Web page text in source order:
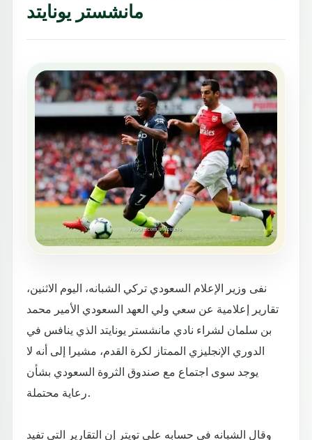
مانشستر يونايتد
نفى وزير الإعلام السعودي تركي الشبانه، اليوم الاثنين،
تقارير إعلامية عن سعي ولي العهد السعودي الأمير محمد
بن سلمان لشراء نادي مانشستر يونايتد الذي ينافس في
الدوري الإنجليزي الممتاز لكرة القدم، مشيرا إلى أنه لا
يوجد سوى اجتماع مع صندوق الثروة السعودي بشأن
رعاية محتملة.
وقال الشبانه في حسابه على تويتر إن التقارير التي تفيد